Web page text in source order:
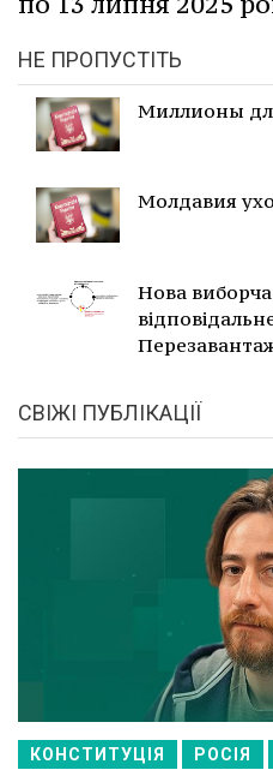
НЕ ПРОПУСТІТЬ
Миллионы
Молдавия
Нова
СВІЖІ ПУБЛІКАЦІЇ
КОНСТИТУЦІЯ РОСІЯ